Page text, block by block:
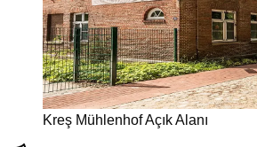
Kreş Mühlenhof Açık Alanı